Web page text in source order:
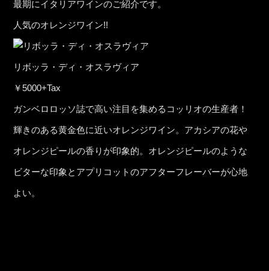
最期にイタリアワインのご紹介です。
人気のオレンジワイン!!
リボッラ・ディ・オスラヴィア
￥5000+Tax
ガンベロロッソ誌で高い注目を集めるコッリオの生産者！
輝きのある黄金色に近いオレンジワイン。アカシアの花や
オレンジピールの香りが印象的。オレンジピールのような
ビターな印象とアプリコットのアフターフレーバーが心地
よい。